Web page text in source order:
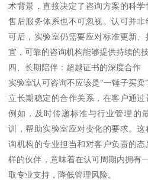
术背景，直接决定了咨询方案的科
售后服务体系也不可忽视。认可并
可后，实验室仍需要应对标准更新
宜，可靠的咨询机构能够提供持续的
四、长期陪伴：超越证书的深度合作
实验室认可咨询不应该是“一锤子买
立长期稳定的合作关系，在客户通过
例如，及时传递标准与行业管理的
训，帮助实验室应对变化的要求。
询机构的专业担当和对客户负责的
样的伙伴，意味着在认可周期内拥有
取专业支持，降低管理风险。